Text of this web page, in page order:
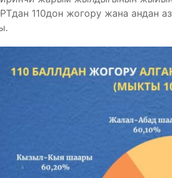
110дон жогору жана андан